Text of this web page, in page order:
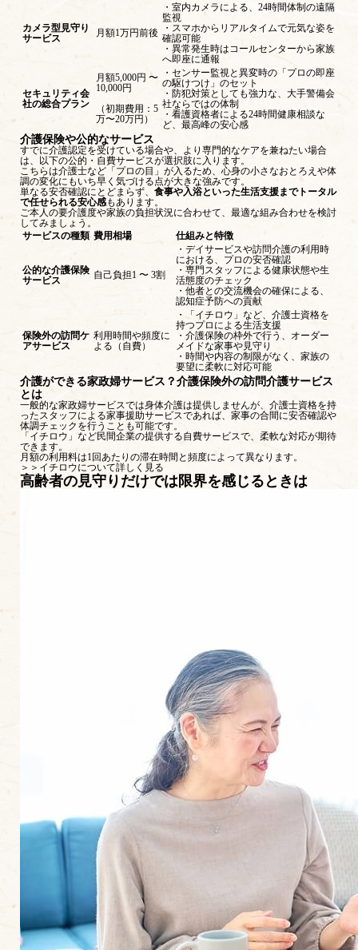
カメラ型見守り
サービス
月額1万円前後
・室内カメラによる、24時間体制の遠隔
監視
・スマホからリアルタイムで元気な姿を
確認可能
・異常発生時はコールセンターから家族
へ即座に通報
セキュリティ会
社の総合プラン
月額5,000円 〜
10,000円
（初期費用：5
万〜20万円）
・センサー監視と異変時の「プロの即座
の駆けつけ」のセット
・防犯対策としても強力な、大手警備会
社ならではの体制
・看護資格者による24時間健康相談な
ど、最高峰の安心感
介護保険や公的なサービス
すでに介護認定を受けている場合や、より専門的なケアを兼ねたい場合
は、以下の公的・自費サービスが選択肢に入ります。
こちらは介護士など「プロの目」が入るため、心身の小さなおとろえや体
調の変化にもいち早く気づける点が大きな強みです。
単なる安否確認にとどまらず、 食事や入浴といった生活支援までトータル
で任せられる安心感もあります。
ご本人の要介護度や家族の負担状況に合わせて、最適な組み合わせを検討
してみましょう。
サービスの種類 費用相場 仕組みと特徴
公的な介護保険
サービス
自己負担1 〜 3割
・デイサービスや訪問介護の利用時
における、プロの安否確認
・専門スタッフによる健康状態や生
活態度のチェック
・他者との交流機会の確保による、
認知症予防への貢献
保険外の訪問ケ
アサービス
利用時間や頻度に
よる（自費）
・「イチロウ」など、介護士資格を
持つプロによる生活支援
・介護保険の枠外で行う、オーダー
メイドな家事や見守り
・時間や内容の制限がなく、家族の
要望に柔軟に対応可能
介護ができる家政婦サービス？介護保険外の訪問介護サービス
とは
一般的な家政婦サービスでは身体介護は提供しませんが、介護士資格を持
ったスタッフによる家事援助サービスであれば、家事の合間に安否確認や
体調チェックを行うことも可能です。
「イチロウ 」など民間企業の提供する自費サービスで、柔軟な対応が期待
できます。
月額の利用料は1回あたりの滞在時間と頻度によって異なります。
＞＞イチロウについて詳しく見る
高齢者の見守りだけでは限界を感じるときは